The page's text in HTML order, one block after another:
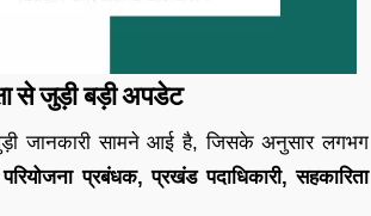
से जुड़ी बड़ी अपडेट
जुड़ी जानकारी सामने आई है, जिसके अनुसार लगभग
प्रबंधक, प्रखंड पदाधिकारी, सहकारिता